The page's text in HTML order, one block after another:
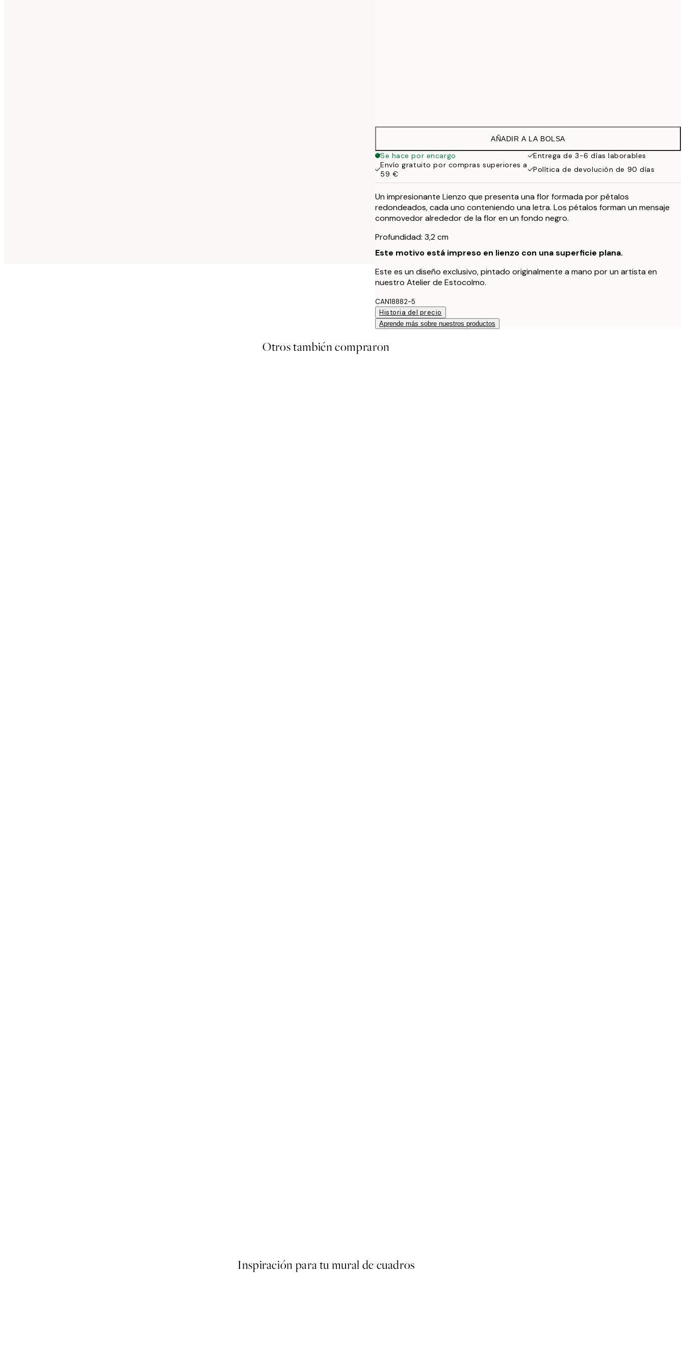
AÑADIR A LA BOLSA
Se hace por encargo
Entrega de 3-6 días laborables
Envío gratuito por compras superiores a
59 €
Política de devolución de 90 días
Un impresionante Lienzo que presenta una flor formada por pétalos
redondeados, cada uno conteniendo una letra. Los pétalos forman un mensaje
conmovedor alrededor de la flor en un fondo negro.
Profundidad: 3,2 cm
Este motivo está impreso en lienzo con una superficie plana.
Este es un diseño exclusivo, pintado originalmente a mano por un artista en
nuestro Atelier de Estocolmo.
CAN18882-5
Historia del precio
Aprende más sobre nuestros productos
Otros también compraron
Inspiración para tu mural de cuadros